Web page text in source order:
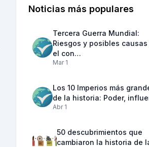
Noticias más populares
Tercera Guerra Mundial:
Riesgos y posibles causas
el con…
Mar 1
Los 10 Imperios más
de la historia: Poder,
Abr 1
50 descubrimientos que
cambiaron la historia de